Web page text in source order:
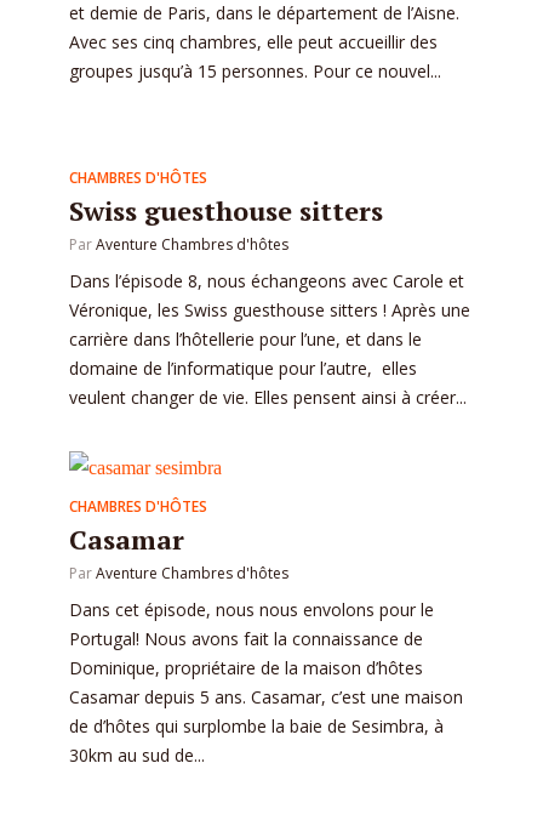
et demie de Paris, dans le département de l’Aisne.
Avec ses cinq chambres, elle peut accueillir des
groupes jusqu’à 15 personnes. Pour ce nouvel...
CHAMBRES D'HÔTES
Swiss guesthouse sitters
ParAventure Chambres d'hôtes
Dans l’épisode 8, nous échangeons avec Carole et
Véronique, les Swiss guesthouse sitters ! Après une
carrière dans l’hôtellerie pour l’une, et dans le
domaine de l’informatique pour l’autre, elles
veulent changer de vie. Elles pensent ainsi à créer...
CHAMBRES D'HÔTES
Casamar
ParAventure Chambres d'hôtes
Dans cet épisode, nous nous envolons pour le
Portugal! Nous avons fait la connaissance de
Dominique, propriétaire de la maison d’hôtes
Casamar depuis 5 ans. Casamar, c’est une maison
de d’hôtes qui surplombe la baie de Sesimbra, à
30km au sud de...